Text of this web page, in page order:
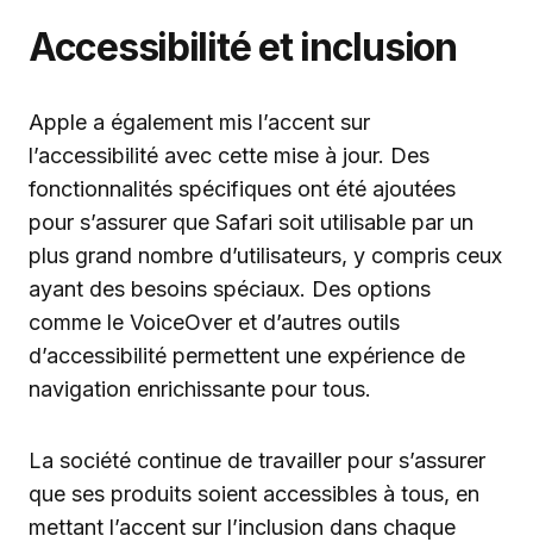
Accessibilité et inclusion
Apple a également mis l’accent sur
l’accessibilité avec cette mise à jour. Des
fonctionnalités spécifiques ont été ajoutées
pour s’assurer que Safari soit utilisable par un
plus grand nombre d’utilisateurs, y compris ceux
ayant des besoins spéciaux. Des options
comme le VoiceOver et d’autres outils
d’accessibilité permettent une expérience de
navigation enrichissante pour tous.
La société continue de travailler pour s’assurer
que ses produits soient accessibles à tous, en
mettant l’accent sur l’inclusion dans chaque